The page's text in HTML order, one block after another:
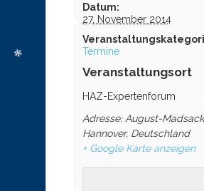
Datum:
27. November 2014
Termine
Veranstaltungsort
HAZ-Expertenforum
Adresse: August-
Hannover, Deutschland
+ Google Karte anzeigen